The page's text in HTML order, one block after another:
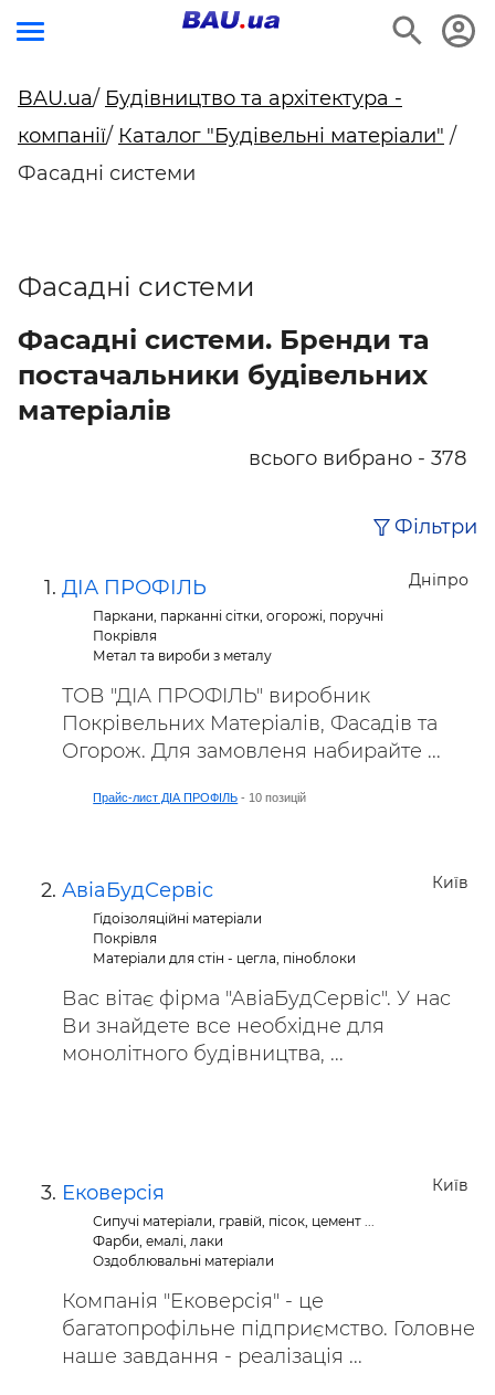
BAU.ua/ Будівництво та архітектура -
компанії/ Каталог "Будівельні матеріали" /
Фасадні системи
Фасадні системи
Фасадні системи. Бренди та
постачальники будівельних
матеріалів
всього вибрано - 378
Фільтри
Дніпро
ДІА ПРОФІЛЬ
Паркани, парканні сітки, огорожі, поручні
Покрівля
Метал та вироби з металу
ТОВ "ДІА ПРОФІЛЬ" виробник
Покрівельних Матеріалів, Фасадів та
Огорож. Для замовленя набирайте ...
Прайс-лист ДІА ПРОФІЛЬ - 10 позицій
Київ
АвіаБудСервіс
Гідоізоляційні матеріали
Покрівля
Матеріали для стін - цегла, піноблоки
Вас вітає фірма "АвіаБудСервіс". У нас
Ви знайдете все необхідне для
монолітного будівництва, ...
Київ
Ековерсія
Сипучі матеріали, гравій, пісок, цемент ...
Фарби, емалі, лаки
Оздоблювальні матеріали
Компанія "Ековерсія" - це
багатопрофільне підприємство. Головне
наше завдання - реалізація ...